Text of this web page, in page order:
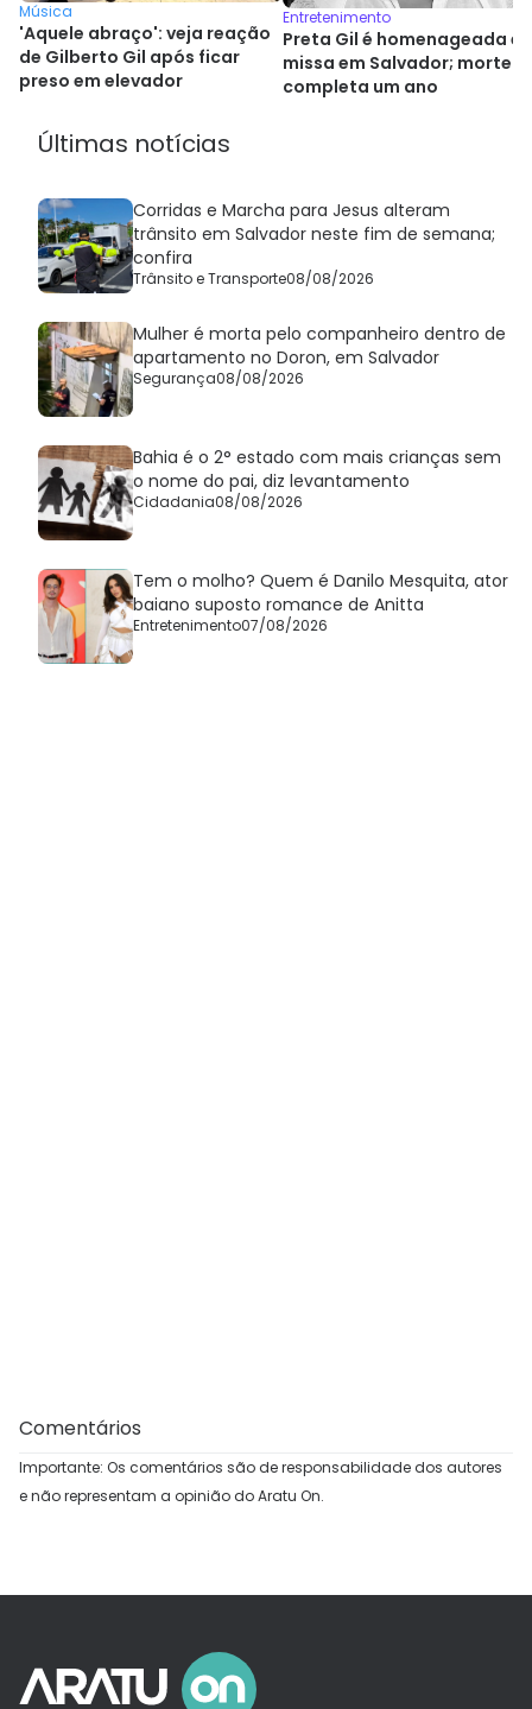
Música
'Aquele abraço': veja reação
de Gilberto Gil após ficar
preso em elevador
Entretenimento
Preta Gil é homenageada
missa em Salvador; morte
completa um ano
Últimas notícias
Corridas e Marcha para Jesus alteram
trânsito em Salvador neste fim de semana;
confira
Trânsito e Transporte08/08/2026
Mulher é morta pelo companheiro dentro de
apartamento no Doron, em Salvador
Segurança08/08/2026
Bahia é o 2° estado com mais crianças sem
o nome do pai, diz levantamento
Cidadania08/08/2026
Tem o molho? Quem é Danilo Mesquita, ator
baiano suposto romance de Anitta
Entretenimento07/08/2026
Comentários
Importante: Os comentários são de responsabilidade dos autores
e não representam a opinião do Aratu On.